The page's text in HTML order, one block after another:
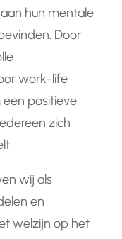
hun mentale
Door
work-life
positieve
zich
wij als
en
welzijn op het